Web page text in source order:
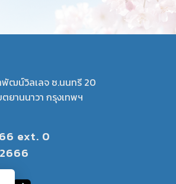
พัฒน์วิลเลจ ซ.นนทรี 20
ยานนาวา กรุงเทพฯ
ext. 0